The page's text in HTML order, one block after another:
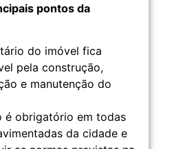
pontos da
do imóvel fica
pela construção,
e manutenção do
é obrigatório em todas
da cidade e